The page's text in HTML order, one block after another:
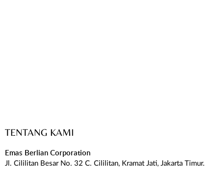
TENTANG KAMI
Emas Berlian Corporation
Jl. Cililitan Besar No. 32 C. Cililitan, Kramat Jati, Jakarta Timur.